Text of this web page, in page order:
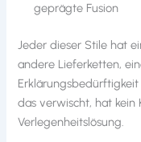
geprägte Fusion
Jeder dieser Stile hat
andere Lieferketten,
das verwischt, hat kein
Verlegenheitslösung.